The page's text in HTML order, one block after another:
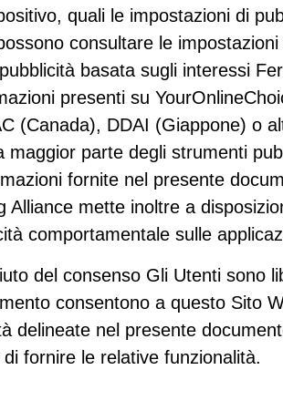
quali le impostazioni di
consultare le
basata sugli interessi
presenti su
(Canada), DDAI (Giappone) o
maggior parte degli strumenti
fornite nel presente
Alliance mette inoltre a
comportamentale sulle
del consenso Gli Utenti sono
consentono a questo Sito
delineate nel presente
fornire le relative funzionalità.